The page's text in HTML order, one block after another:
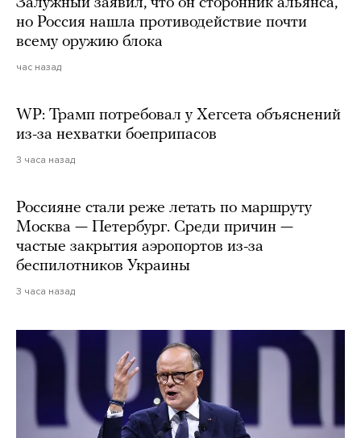
Залужный заявил, что он сторонник альянса,
но Россия нашла противодействие почти
всему оружию блока
час назад
WP: Трамп потребовал у Хегсета объяснений
из-за нехватки боеприпасов
3 часа назад
Россияне стали реже летать по маршруту
Москва — Петербург. Среди причин —
частые закрытия аэропортов из-за
беспилотников Украины
3 часа назад